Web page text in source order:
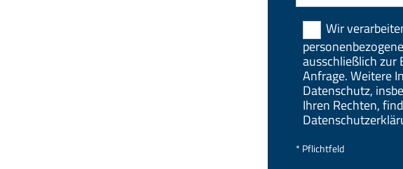
Wir
ausschließlich
Anfrage. Weitere
Datenschutz,
Ihren Rechten,
* Pflichtfeld